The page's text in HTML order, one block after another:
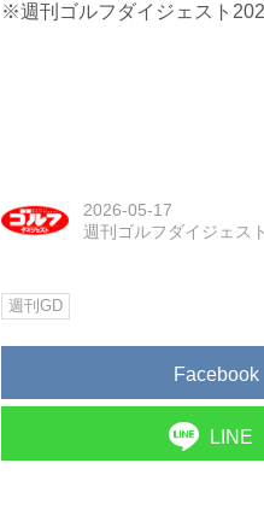
※週刊ゴルフダイジェスト
2026-05-17
週刊ゴルフダイジェスト
週刊GD
Facebook
LINE